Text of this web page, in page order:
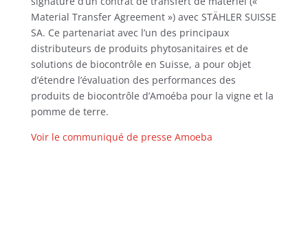
Material Transfer Agreement ») avec STÄHLER SUISSE
SA. Ce partenariat avec l’un des principaux
distributeurs de produits phytosanitaires et de
solutions de biocontrôle en Suisse, a pour objet
d’étendre l’évaluation des performances des
produits de biocontrôle d’Amoéba pour la vigne et la
pomme de terre.
Voir le communiqué de presse Amoeba